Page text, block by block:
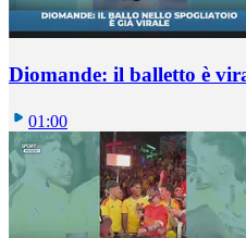
Diomande: il balletto è
01:00